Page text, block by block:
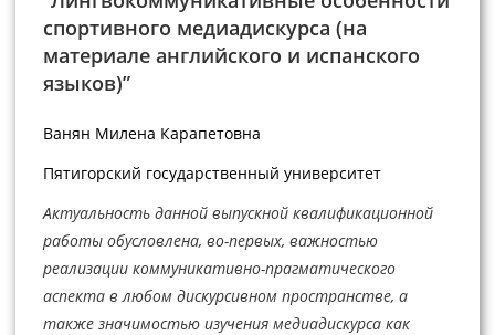
спортивного медиадискурса (на
материале английского и испанского
языков)”
Ванян Милена Карапетовна
Пятигорский государственный университет
Актуальность данной выпускной квалификационной
работы обусловлена, во-первых, важностью
реализации коммуникативно-прагматического
аспекта в любом дискурсивном пространстве, а
также значимостью изучения медиадискурса как